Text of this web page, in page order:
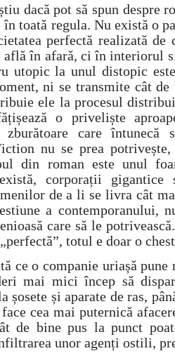
dacă pot să spun despre
toată regula. Nu există o
perfectă realizată
află în afară, ci în interiorul
utopic la unul distopic
ni se transmite cât
ele la procesul
o priveliște
zburătoare care întunecă
nu se prea
din roman este unul
corporații gigantice
de a li se livra cât
a contemporanului,
care să le
totul e doar o
ce o companie uriașă
mai mici încep să
șosete și aparate de ras,
cea mai puternică
de bine pus la punct
unor agenți ostili,